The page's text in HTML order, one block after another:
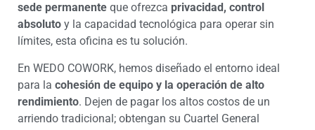
sede permanente que ofrezca privacidad, control
absoluto y la capacidad tecnológica para operar sin
límites, esta oficina es tu solución.
En WEDO COWORK, hemos diseñado el entorno ideal
para la cohesión de equipo y la operación de alto
rendimiento. Dejen de pagar los altos costos de un
arriendo tradicional; obtengan su Cuartel General